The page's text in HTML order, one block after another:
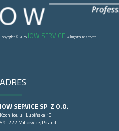
Copyright © 2026 IOW SERVICE. All right's reserved.
ADRES
IOW SERVICE SP. Z O.O.
Kochlice, ul. Lubińska 1C
59-222 Milkowice, Poland